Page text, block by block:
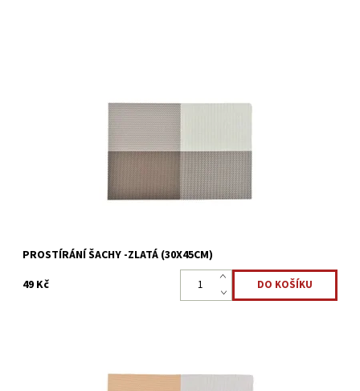
prostírání, které ke slušnému stolování určitě patří.
Skladem >5 ks
17010462
PROSTÍRÁNÍ ŠACHY -ZLATÁ (30X45CM)
49 Kč
prostírání, které ke slušnému stolování určitě patří.